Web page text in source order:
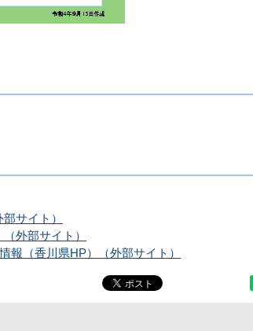
サイト）
外部サイト）
報（香川県HP）（外部サイト）